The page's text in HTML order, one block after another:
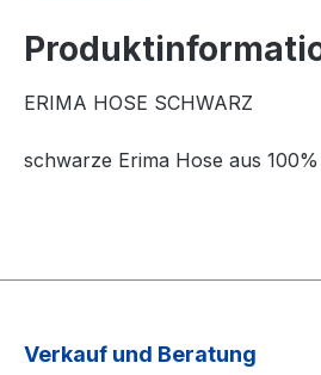
ERIMA HOSE SCHWARZ
schwarze Erima Hose aus
Verkauf und Beratung